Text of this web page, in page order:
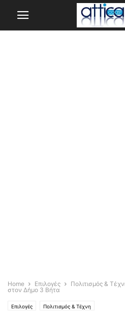
Home Επιλογές Πολιτισμός &
στον Δήμο 3 Βήτα
Επιλογές Πολιτισμός & Τέχνη